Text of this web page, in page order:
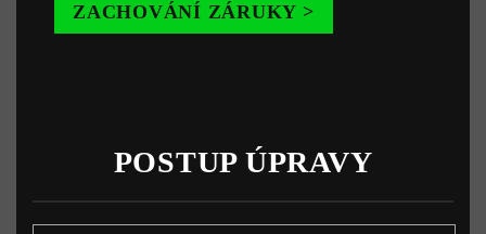
ZACHOVÁNÍ ZÁRUKY >
POSTUP ÚPRAVY